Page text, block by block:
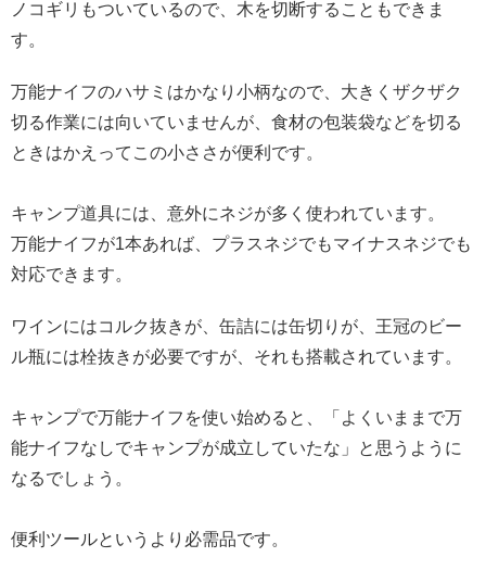
ノコギリもついているので、木を切断することもできま
す。
万能ナイフのハサミはかなり小柄なので、大きくザクザク
切る作業には向いていませんが、食材の包装袋などを切る
ときはかえってこの小ささが便利です。
キャンプ道具には、意外にネジが多く使われています。
万能ナイフが1本あれば、プラスネジでもマイナスネジでも
対応できます。
ワインにはコルク抜きが、缶詰には缶切りが、王冠のビー
ル瓶には栓抜きが必要ですが、それも搭載されています。
キャンプで万能ナイフを使い始めると、「よくいままで万
能ナイフなしでキャンプが成立していたな」と思うように
なるでしょう。
便利ツールというより必需品です。